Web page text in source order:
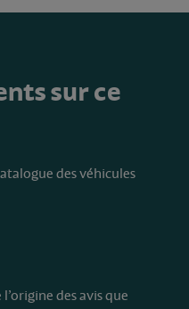
sur ce
des véhicules
des avis que